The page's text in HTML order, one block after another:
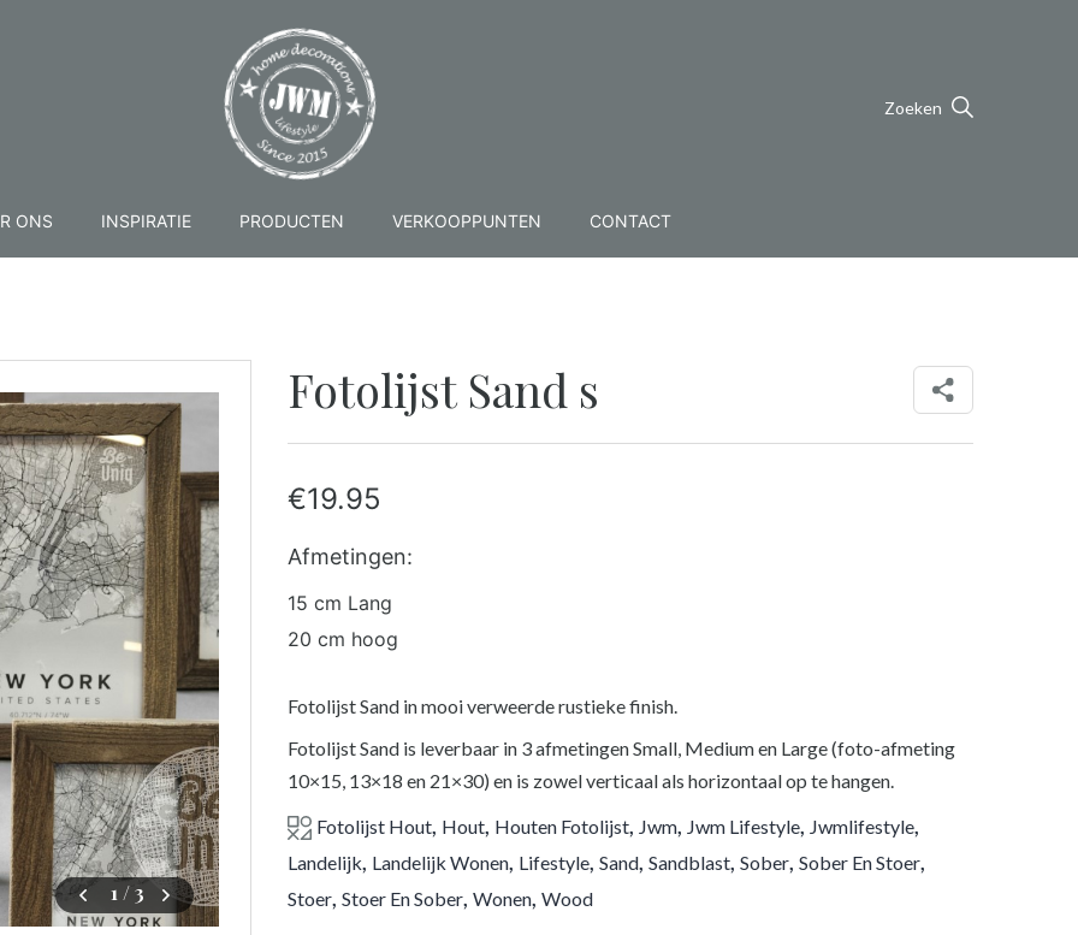
Zoeken
ONS INSPIRATIE PRODUCTEN VERKOOPPUNTEN CONTACT
1 / 3
Fotolijst Sand s
€19.95
Afmetingen:
15 cm Lang
20 cm hoog
Fotolijst Sand in mooi verweerde rustieke finish.
Fotolijst Sand is leverbaar in 3 afmetingen Small, Medium en Large (foto-afmeting
10×15, 13×18 en 21×30) en is zowel verticaal als horizontaal op te hangen.
Fotolijst Hout, Hout, Houten Fotolijst, Jwm, Jwm Lifestyle, Jwmlifestyle,
Landelijk, Landelijk Wonen, Lifestyle, Sand, Sandblast, Sober, Sober En Stoer,
Stoer, Stoer En Sober, Wonen, Wood